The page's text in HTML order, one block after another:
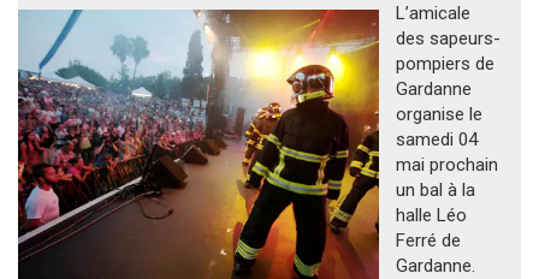
L’amicale
des sapeurs-
pompiers de
Gardanne
organise le
samedi 04
mai prochain
un bal à la
halle Léo
Ferré de
Gardanne.